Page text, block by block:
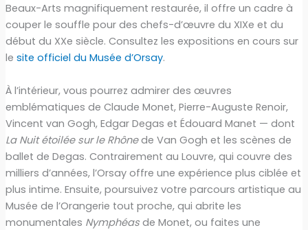
Beaux-Arts magnifiquement restaurée, il offre un cadre à
couper le souffle pour des chefs-d’œuvre du XIXe et du
début du XXe siècle. Consultez les expositions en cours sur
le site officiel du Musée d’Orsay.
À l’intérieur, vous pourrez admirer des œuvres
emblématiques de Claude Monet, Pierre-Auguste Renoir,
Vincent van Gogh, Edgar Degas et Édouard Manet — dont
La Nuit étoilée sur le Rhônede Van Gogh et les scènes de
ballet de Degas. Contrairement au Louvre, qui couvre des
milliers d’années, l’Orsay offre une expérience plus ciblée et
plus intime. Ensuite, poursuivez votre parcours artistique au
Musée de l’Orangerie tout proche, qui abrite les
monumentales Nymphéasde Monet, ou faites une